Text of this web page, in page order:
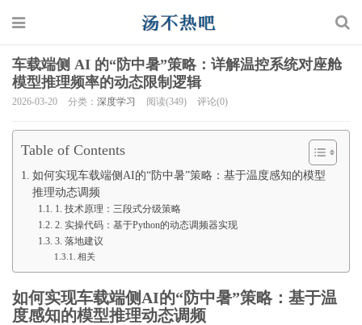
车载端侧 AI 的“防中暑”策略：详解温控系统对座舱
模型推理频率的动态限制逻辑
2026-03-20 分类： 深度学习 阅读(349) 评论(0)
Table of Contents
如何实现车载端侧AI的“防中暑”策略：基于温度感知的模型
推理动态调频
1. 技术原理：三段式分级策略
2. 实操代码：基于Python的动态调频器实现
3. 落地建议
相关
如何实现车载端侧AI的“防中暑”策略：基于温
度感知的模型推理动态调频